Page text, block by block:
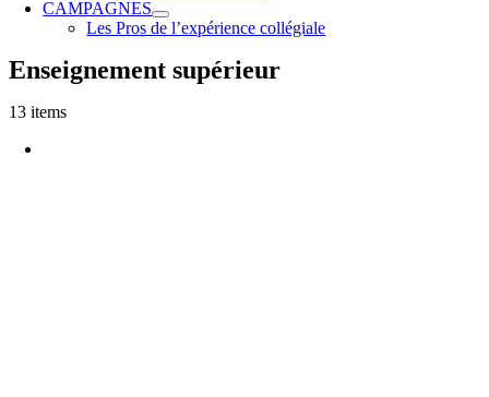
CAMPAGNES
Les Pros de l’expérience collégiale
Enseignement supérieur
13 items